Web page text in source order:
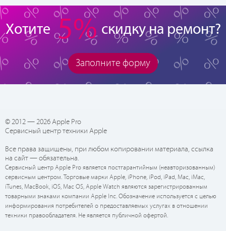
Хотите 5% скидку на ремонт?
Заполните форму
© 2012 — 2026 Apple Pro
Сервисный центр техники Apple
Все права защищены, при любом копировании материала, ссылка
на сайт — обязательна.
Сервисный центр Apple Pro является постгарантийным (неавторизованным)
сервисным центром. Торговые марки Apple, iPhone, iPod, iPad, Mac, iMac,
iTunes, MacBook, iOS, Mac OS, Apple Watch являются зарегистрированным
товарными знаками компании Apple Inc. Обозначение используется с целью
информирования потребителей о предоставляемых услугах в отношении
техники правообладателя. Не является публичной офертой.